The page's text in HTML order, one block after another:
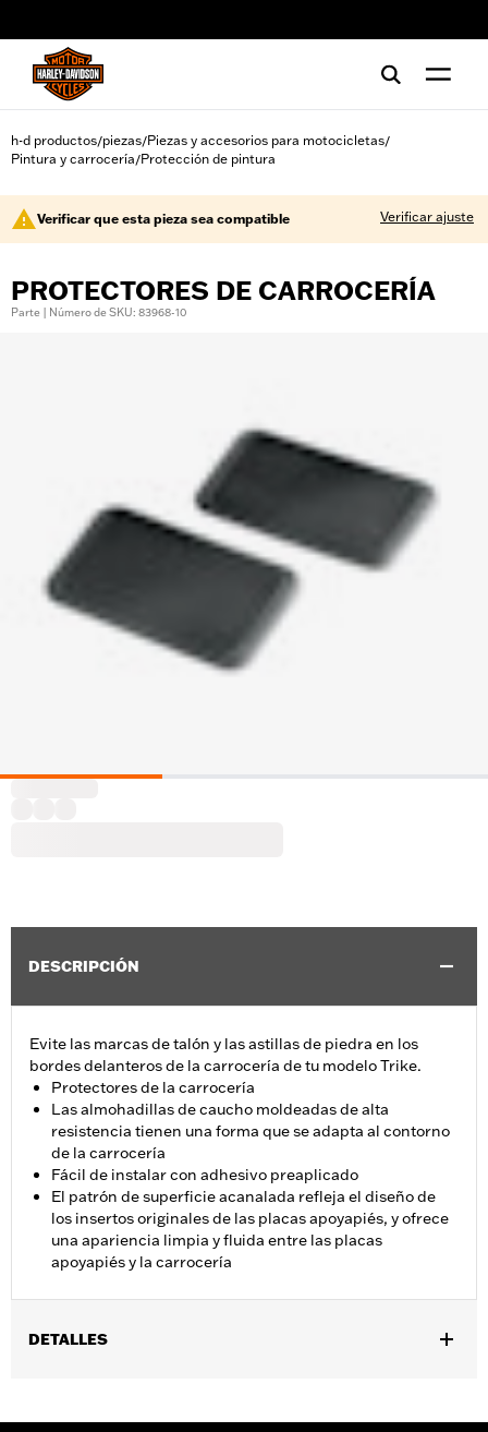
h-d productos/piezas/Piezas y accesorios para motocicletas/
Pintura y carrocería/Protección de pintura
Verificar que esta pieza sea compatible Verificar ajuste
PROTECTORES DE CARROCERÍA
Parte | Número de SKU: 83968-10
DESCRIPCIÓN
Evite las marcas de talón y las astillas de piedra en los
bordes delanteros de la carrocería de tu modelo Trike.
Protectores de la carrocería
Las almohadillas de caucho moldeadas de alta
resistencia tienen una forma que se adapta al contorno
de la carrocería
Fácil de instalar con adhesivo preaplicado
El patrón de superficie acanalada refleja el diseño de
los insertos originales de las placas apoyapiés, y ofrece
una apariencia limpia y fluida entre las placas
apoyapiés y la carrocería
DETALLES